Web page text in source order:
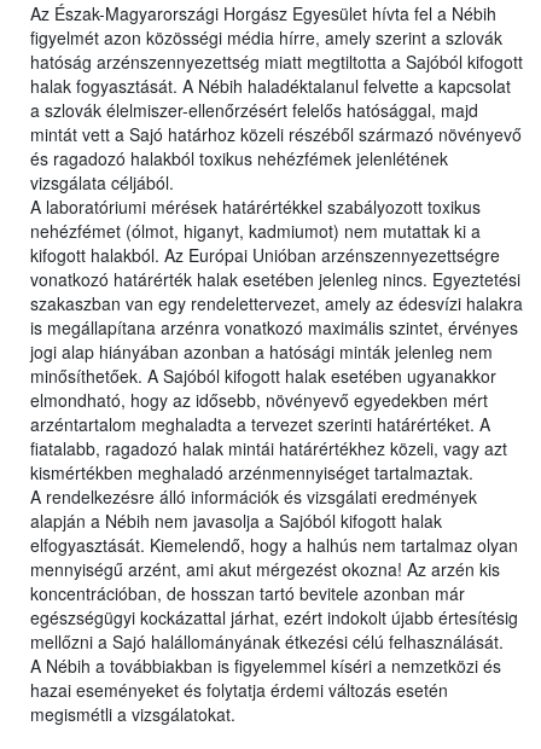
Az Észak-Magyarországi Horgász Egyesület hívta fel a Nébih
figyelmét azon közösségi média hírre, amely szerint a szlovák
hatóság arzénszennyezettség miatt megtiltotta a Sajóból kifogott
halak fogyasztását. A Nébih haladéktalanul felvette a kapcsolat
a szlovák élelmiszer-ellenőrzésért felelős hatósággal, majd
mintát vett a Sajó határhoz közeli részéből származó növényevő
és ragadozó halakból toxikus nehézfémek jelenlétének
vizsgálata céljából.
A laboratóriumi mérések határértékkel szabályozott toxikus
nehézfémet (ólmot, higanyt, kadmiumot) nem mutattak ki a
kifogott halakból. Az Európai Unióban arzénszennyezettségre
vonatkozó határérték halak esetében jelenleg nincs. Egyeztetési
szakaszban van egy rendelettervezet, amely az édesvízi halakra
is megállapítana arzénra vonatkozó maximális szintet, érvényes
jogi alap hiányában azonban a hatósági minták jelenleg nem
minősíthetőek. A Sajóból kifogott halak esetében ugyanakkor
elmondható, hogy az idősebb, növényevő egyedekben mért
arzéntartalom meghaladta a tervezet szerinti határértéket. A
fiatalabb, ragadozó halak mintái határértékhez közeli, vagy azt
kismértékben meghaladó arzénmennyiséget tartalmaztak.
A rendelkezésre álló információk és vizsgálati eredmények
alapján a Nébih nem javasolja a Sajóból kifogott halak
elfogyasztását. Kiemelendő, hogy a halhús nem tartalmaz olyan
mennyiségű arzént, ami akut mérgezést okozna! Az arzén kis
koncentrációban, de hosszan tartó bevitele azonban már
egészségügyi kockázattal járhat, ezért indokolt újabb értesítésig
mellőzni a Sajó halállományának étkezési célú felhasználását.
A Nébih a továbbiakban is figyelemmel kíséri a nemzetközi és
hazai eseményeket és folytatja érdemi változás esetén
megismétli a vizsgálatokat.